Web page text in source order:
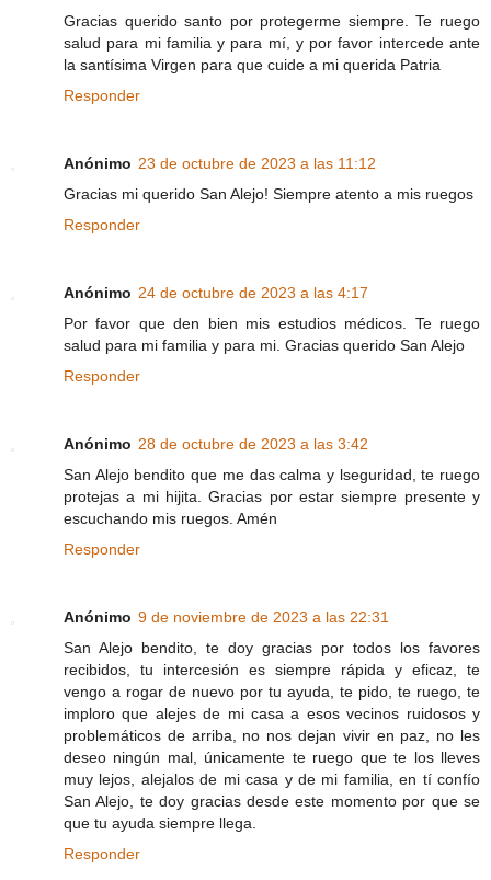
Gracias querido santo por protegerme siempre. Te ruego
salud para mi familia y para mí, y por favor intercede ante
la santísima Virgen para que cuide a mi querida Patria
Responder
Anónimo 23 de octubre de 2023 a las 11:12
Gracias mi querido San Alejo! Siempre atento a mis ruegos
Responder
Anónimo 24 de octubre de 2023 a las 4:17
Por favor que den bien mis estudios médicos. Te ruego
salud para mi familia y para mi. Gracias querido San Alejo
Responder
Anónimo 28 de octubre de 2023 a las 3:42
San Alejo bendito que me das calma y lseguridad, te ruego
protejas a mi hijita. Gracias por estar siempre presente y
escuchando mis ruegos. Amén
Responder
Anónimo 9 de noviembre de 2023 a las 22:31
San Alejo bendito, te doy gracias por todos los favores
recibidos, tu intercesión es siempre rápida y eficaz, te
vengo a rogar de nuevo por tu ayuda, te pido, te ruego, te
imploro que alejes de mi casa a esos vecinos ruidosos y
problemáticos de arriba, no nos dejan vivir en paz, no les
deseo ningún mal, únicamente te ruego que te los lleves
muy lejos, alejalos de mi casa y de mi familia, en tí confío
San Alejo, te doy gracias desde este momento por que se
que tu ayuda siempre llega.
Responder